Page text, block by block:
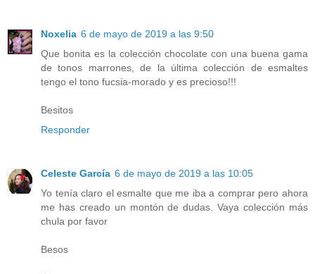
Noxelia 6 de mayo de 2019 a las 9:50
Que bonita es la colección chocolate con una buena gama
de tonos marrones, de la última colección de esmaltes
tengo el tono fucsia-morado y es precioso!!!
Besitos
Responder
Celeste García 6 de mayo de 2019 a las 10:05
Yo tenía claro el esmalte que me iba a comprar pero ahora
me has creado un montón de dudas. Vaya colección más
chula por favor
Besos